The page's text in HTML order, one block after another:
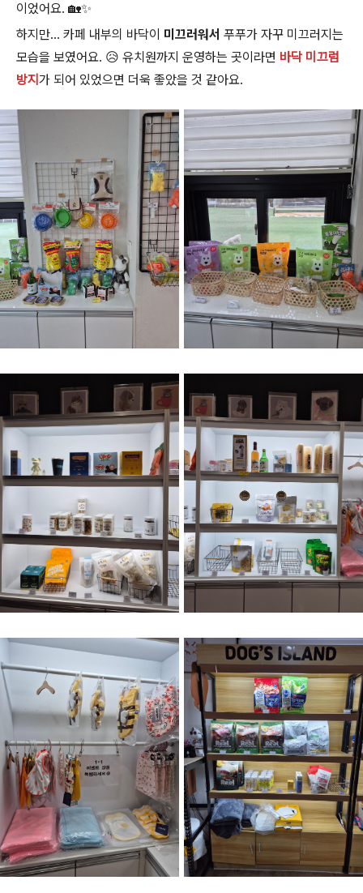
이었어요. 🏡✨
하지만... 카페 내부의 바닥이 미끄러워서 푸푸가 자꾸 미끄러지는
모습을 보였어요. 😥 유치원까지 운영하는 곳이라면 바닥 미끄럼
방지 가 되어 있었으면 더욱 좋았을 것 같아요.